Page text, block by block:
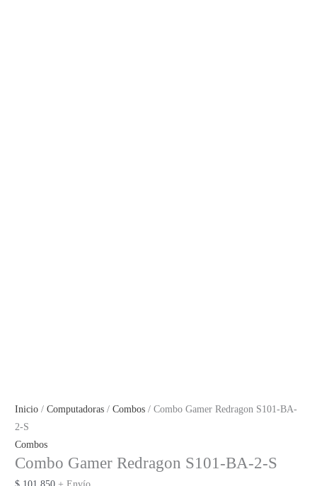
Inicio /Computadoras /Combos / Combo Gamer Redragon S101-BA-
2-S
Combos
Combo Gamer Redragon S101-BA-2-S